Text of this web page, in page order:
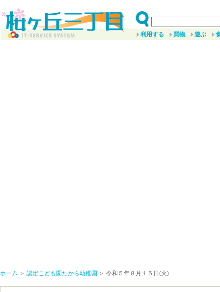
利用する 買物 遊ぶ
ホーム ＞ 認定こども園たから幼稚園 ＞ 令和５年８月１５日(火)